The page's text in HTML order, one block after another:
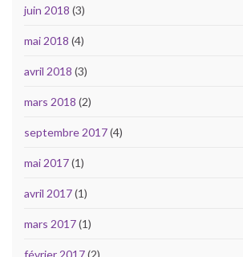
juin 2018 (3)
mai 2018 (4)
avril 2018 (3)
mars 2018 (2)
septembre 2017(4)
mai 2017(1)
avril 2017(1)
mars 2017(1)
février 2017(2)